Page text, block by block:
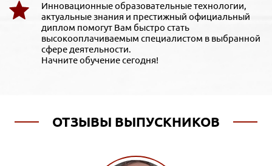
Инновационные образовательные технологии,
актуальные знания и престижный официальный
диплом помогут Вам быстро стать
высокооплачиваемым специалистом в выбранной
сфере деятельности.
Начните обучение сегодня!
ОТЗЫВЫ ВЫПУСКНИКОВ